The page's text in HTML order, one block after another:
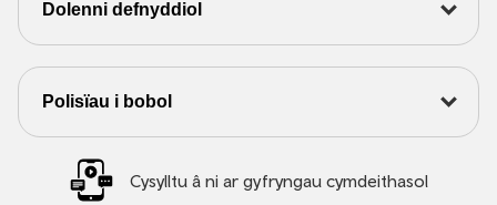
Dolenni defnyddiol
Polisïau i bobol
Cysylltu â ni ar gyfryngau cymdeithasol